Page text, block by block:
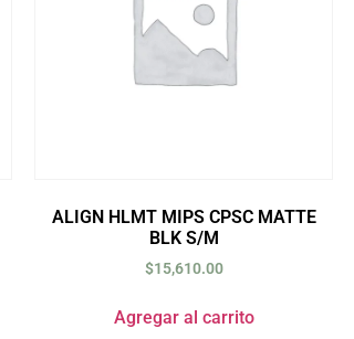
ALIGN HLMT MIPS CPSC MATTE
BLK S/M
$15,610.00
Agregar al carrito